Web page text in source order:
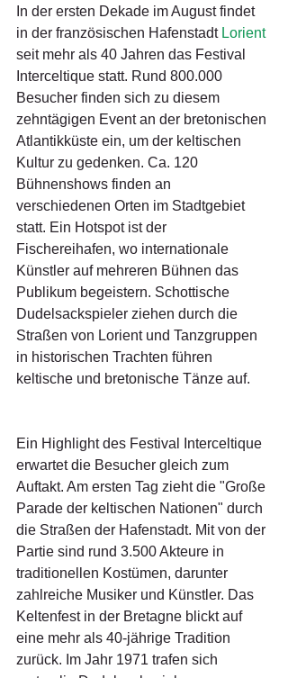
In der ersten Dekade im August findet
in der französischen Hafenstadt Lorient
seit mehr als 40 Jahren das Festival
Interceltique statt. Rund 800.000
Besucher finden sich zu diesem
zehntägigen Event an der bretonischen
Atlantikküste ein, um der keltischen
Kultur zu gedenken. Ca. 120
Bühnenshows finden an
verschiedenen Orten im Stadtgebiet
statt. Ein Hotspot ist der
Fischereihafen, wo internationale
Künstler auf mehreren Bühnen das
Publikum begeistern. Schottische
Dudelsackspieler ziehen durch die
Straßen von Lorient und Tanzgruppen
in historischen Trachten führen
keltische und bretonische Tänze auf.
Ein Highlight des Festival Interceltique
erwartet die Besucher gleich zum
Auftakt. Am ersten Tag zieht die "Große
Parade der keltischen Nationen" durch
die Straßen der Hafenstadt. Mit von der
Partie sind rund 3.500 Akteure in
traditionellen Kostümen, darunter
zahlreiche Musiker und Künstler. Das
Keltenfest in der Bretagne blickt auf
eine mehr als 40-jährige Tradition
zurück. Im Jahr 1971 trafen sich